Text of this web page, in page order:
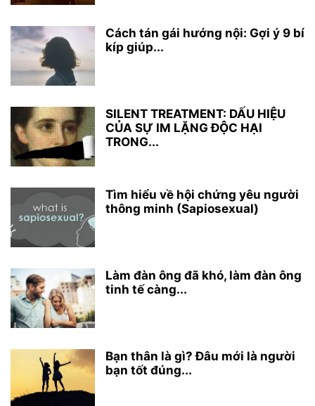
Cách tán gái hướng nội: Gợi ý 9 bí
kíp giúp...
SILENT TREATMENT: DẤU HIỆU
CỦA SỰ IM LẶNG ĐỘC HẠI
TRONG...
Tìm hiểu về hội chứng yêu người
thông minh (Sapiosexual)
Làm đàn ông đã khó, làm đàn ông
tinh tế càng...
Bạn thân là gì? Đâu mới là người
bạn tốt đúng...